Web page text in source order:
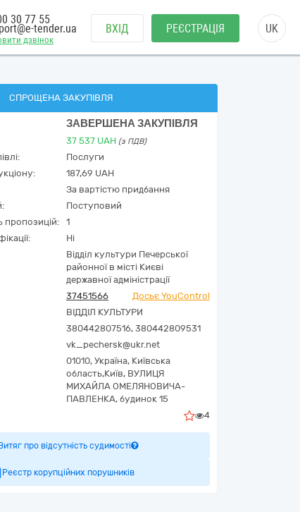
дзвінок
30 77 55
tender.ua ВХІД РЕЄСТРАЦІЯ UK
СПРОЩЕНА ЗАКУПІВЛЯ
ЗАВЕРШЕНА ЗАКУПІВЛЯ
37 537 UAH (з ПДВ)
Послуги
187,69 UAH
За вартістю придбання
Поступовий
пропозицій:
1
Ні
Відділ культури Печерської
районної в місті Києві
державної адміністрації
37451566
Досьє YouControl
ВІДДІЛ КУЛЬТУРИ
380442807516, 380442809531
vk_pechersk@ukr.net
01010, Україна, Київська
область,Київ, ВУЛИЦЯ
МИХАЙЛА ОМЕЛЯНОВИЧА-
ПАВЛЕНКА, будинок 15
4
Витяг про відсутність судимості
Реєстр корупційних порушників